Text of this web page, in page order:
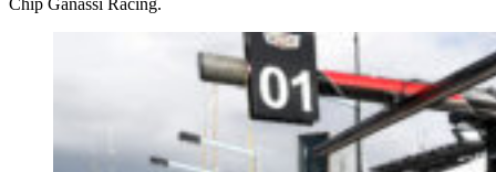
Chip Ganassi Racing.